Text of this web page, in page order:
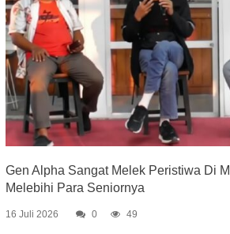
Gen Alpha Sangat Melek Peristiwa Di
Melebihi Para Seniornya
16 Juli 2026 0 49